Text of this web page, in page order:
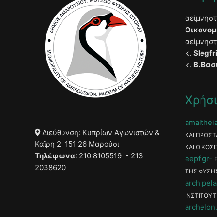
Διεύθυνση: Κυπρίων Αγωνιστών &
Καϊρη 2, 151 26 Μαρούσι
Τηλέφωνα: 210 8105519 - 213
2038620
κ.
κ. Β.
ΚΑΙ
ΚΑΙ
eepf.gr
ΤΗΣ